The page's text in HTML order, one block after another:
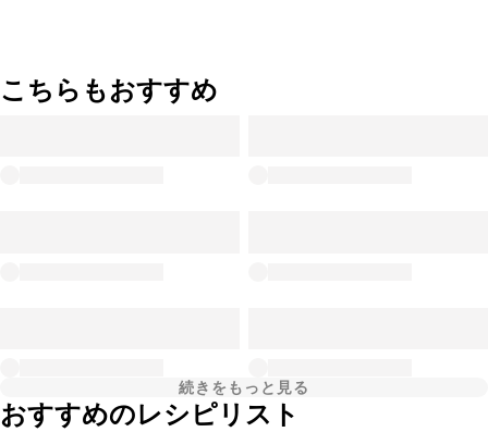
こちらもおすすめ
続きをもっと見る
おすすめのレシピリスト